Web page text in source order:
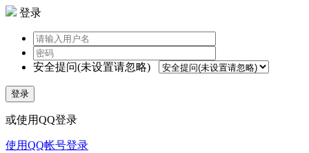
登录
安全提问(未设置请忽略)
登录
或使用QQ登录
使用QQ帐号登录